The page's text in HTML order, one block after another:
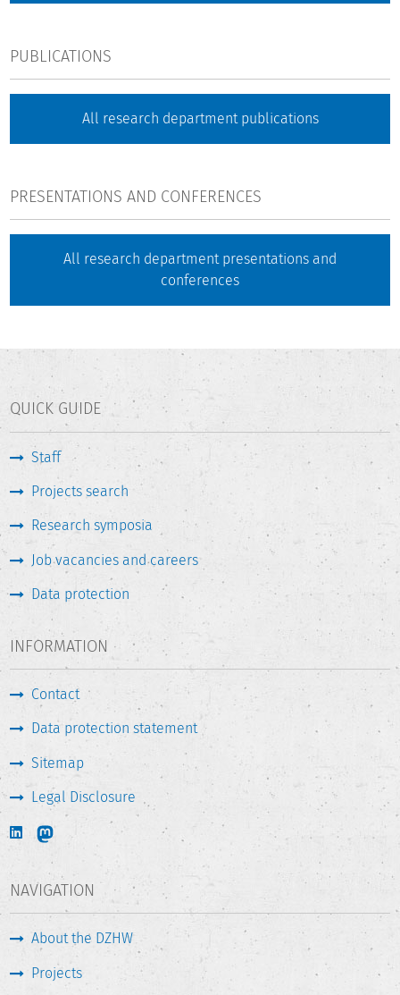
PUBLICATIONS
All research department publications
PRESENTATIONS AND CONFERENCES
All research department presentations and
conferences
QUICK GUIDE
Staff
Projects search
Research symposia
Job vacancies and careers
Data protection
INFORMATION
Contact
Data protection statement
Sitemap
Legal Disclosure
NAVIGATION
About the DZHW
Projects